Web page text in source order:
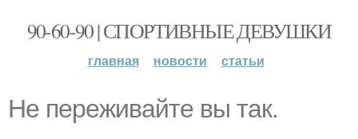
90-60-90 | СПОРТИВНЫЕ ДЕВУШКИ
главная новости статьи
Не переживайте вы так.